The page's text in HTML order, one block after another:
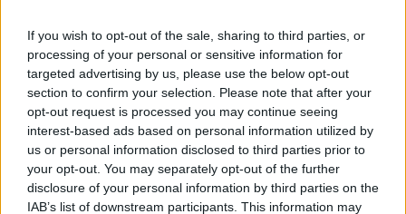
If you wish to opt-out of the sale, sharing to third parties, or
processing of your personal or sensitive information for
targeted advertising by us, please use the below opt-out
section to confirm your selection. Please note that after your
opt-out request is processed you may continue seeing
interest-based ads based on personal information utilized by
us or personal information disclosed to third parties prior to
your opt-out. You may separately opt-out of the further
disclosure of your personal information by third parties on the
IAB’s list of downstream participants. This information may
ZGŁOŚ POPRAWKĘ